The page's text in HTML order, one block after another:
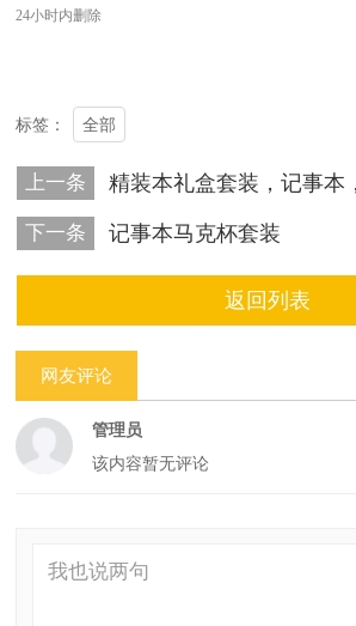
24小时内删除
标签： 全部
上一条
下一条 记事本马克杯套装
返回列表
网友评论
管理员
该内容暂无评论